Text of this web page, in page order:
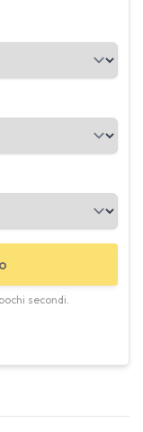
secondi.